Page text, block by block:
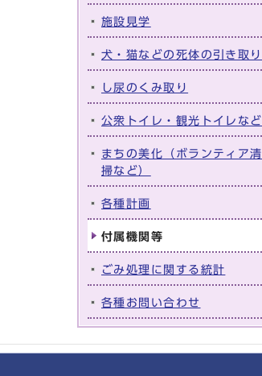
施設見学
犬・猫などの死体の引き取り
し尿のくみ取り
公衆トイレ・観光トイレなど
まちの美化（ボランティア清
掃など）
各種計画
付属機関等
ごみ処理に関する統計
各種お問い合わせ